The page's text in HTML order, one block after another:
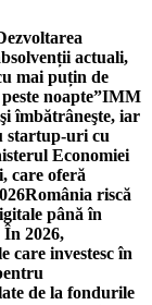
actuali,
mai puțin de
noapte”IMM
îmbătrâneşte, iar
startup-uri cu
Economiei
care oferă
România riscă
până în
2026,
care investesc în
de la fondurile